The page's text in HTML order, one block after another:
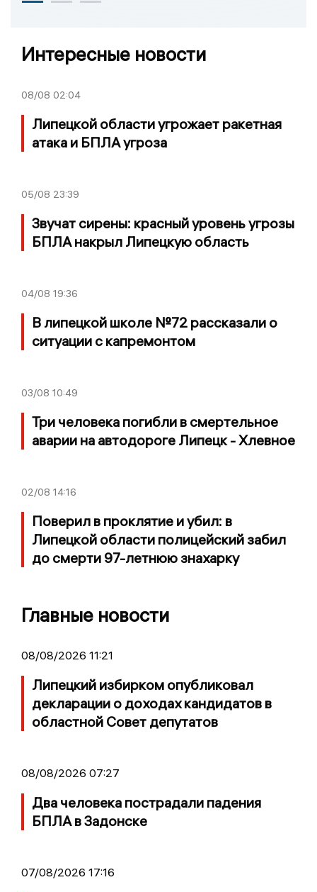
Интересные новости
08/08 02:04
Липецкой области угрожает ракетная
атака и БПЛА угроза
05/08 23:39
Звучат сирены: красный уровень угрозы
БПЛА накрыл Липецкую область
04/08 19:36
В липецкой школе №72 рассказали о
ситуации с капремонтом
03/08 10:49
Три человека погибли в смертельное
аварии на автодороге Липецк - Хлевное
02/08 14:16
Поверил в проклятие и убил: в
Липецкой области полицейский забил
до смерти 97-летнюю знахарку
Главные новости
08/08/2026 11:21
Липецкий избирком опубликовал
декларации о доходах кандидатов в
областной Совет депутатов
08/08/2026 07:27
Два человека пострадали падения
БПЛА в Задонске
07/08/2026 17:16